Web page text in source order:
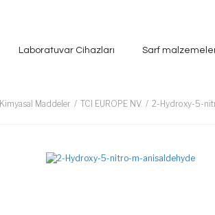
Laboratuvar Cihazları Sarf
Kimyasal Maddeler TCI EUROPE NV. 2-Hydroxy-5-